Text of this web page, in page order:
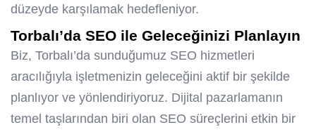
düzeyde karşılamak hedefleniyor.
Torbalı’da SEO ile Geleceğinizi Planlayın
Biz, Torbalı’da sunduğumuz SEO hizmetleri
aracılığıyla işletmenizin geleceğini aktif bir şekilde
planlıyor ve yönlendiriyoruz. Dijital pazarlamanın
temel taşlarından biri olan SEO süreçlerini etkin bir